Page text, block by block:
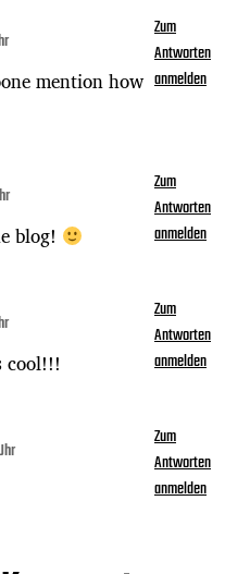
mention how
Zum
Antworten
anmelden
blog!
Zum
Antworten
anmelden
cool!!!
Zum
Antworten
anmelden
Zum
Antworten
anmelden